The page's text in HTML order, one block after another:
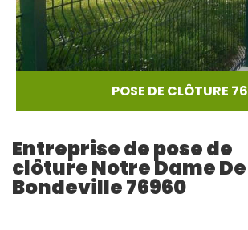
POSE DE CLÔTURE 76
Entreprise de pose de
clôture Notre Dame De
Bondeville 76960